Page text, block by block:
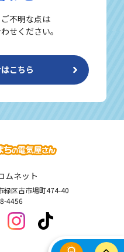
不明な点は
せください。
こちら
ムネット
区古市場町474-40
4456